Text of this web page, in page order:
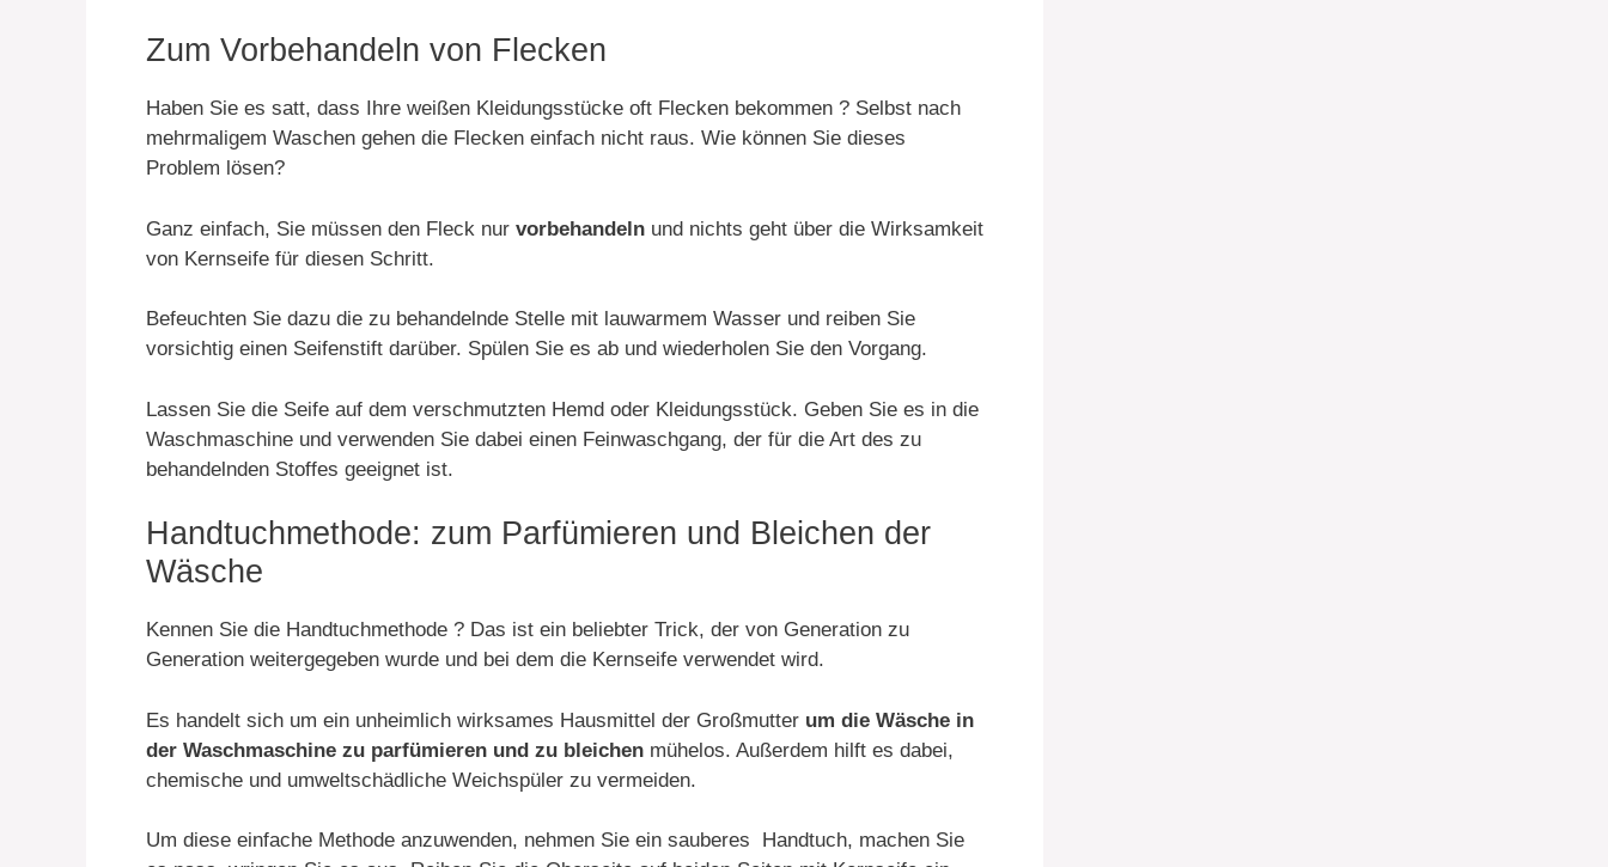
Zum Vorbehandeln von Flecken
Haben Sie es satt, dass Ihre weißen Kleidungsstücke oft Flecken bekommen ? Selbst nach
mehrmaligem Waschen gehen die Flecken einfach nicht raus. Wie können Sie dieses
Problem lösen?
Ganz einfach, Sie müssen den Fleck nur vorbehandeln und nichts geht über die Wirksamkeit
von Kernseife für diesen Schritt.
Befeuchten Sie dazu die zu behandelnde Stelle mit lauwarmem Wasser und reiben Sie
vorsichtig einen Seifenstift darüber. Spülen Sie es ab und wiederholen Sie den Vorgang.
Lassen Sie die Seife auf dem verschmutzten Hemd oder Kleidungsstück. Geben Sie es in die
Waschmaschine und verwenden Sie dabei einen Feinwaschgang, der für die Art des zu
behandelnden Stoffes geeignet ist.
Handtuchmethode: zum Parfümieren und Bleichen der
Wäsche
Kennen Sie die Handtuchmethode ? Das ist ein beliebter Trick, der von Generation zu
Generation weitergegeben wurde und bei dem die Kernseife verwendet wird.
Es handelt sich um ein unheimlich wirksames Hausmittel der Großmutter um die Wäsche in
der Waschmaschine zu parfümieren und zu bleichen mühelos. Außerdem hilft es dabei,
chemische und umweltschädliche Weichspüler zu vermeiden.
Um diese einfache Methode anzuwenden, nehmen Sie ein sauberes Handtuch, machen Sie